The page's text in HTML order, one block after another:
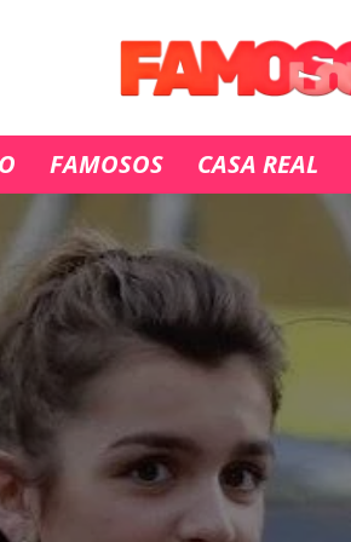
FAMOSOS CASA REAL